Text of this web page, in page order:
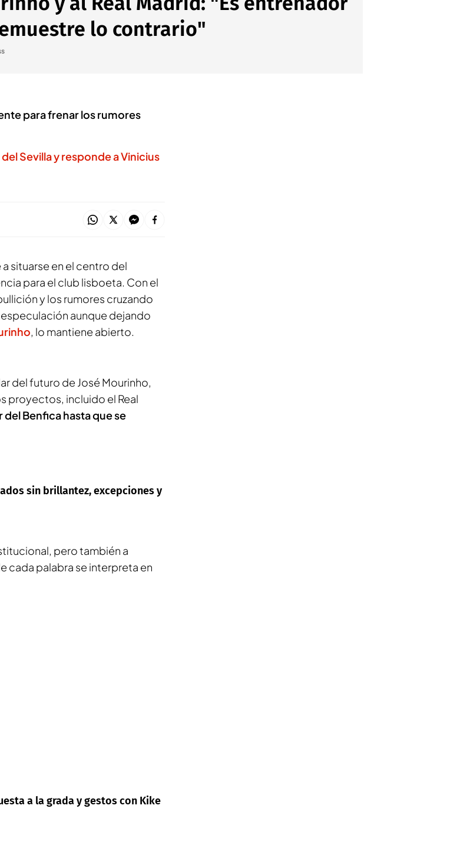
lo contrario"
para frenar los rumores
Sevilla y responde a Vinicius
a situarse en el centro del
para el club lisboeta. Con el
y los rumores cruzando
aunque dejando
, lo mantiene abierto.
del futuro de José Mourinho,
proyectos, incluido el Real
Benfica hasta que se
sin brillantez, excepciones y
pero también a
cada palabra se interpreta en
a la grada y gestos con Kike